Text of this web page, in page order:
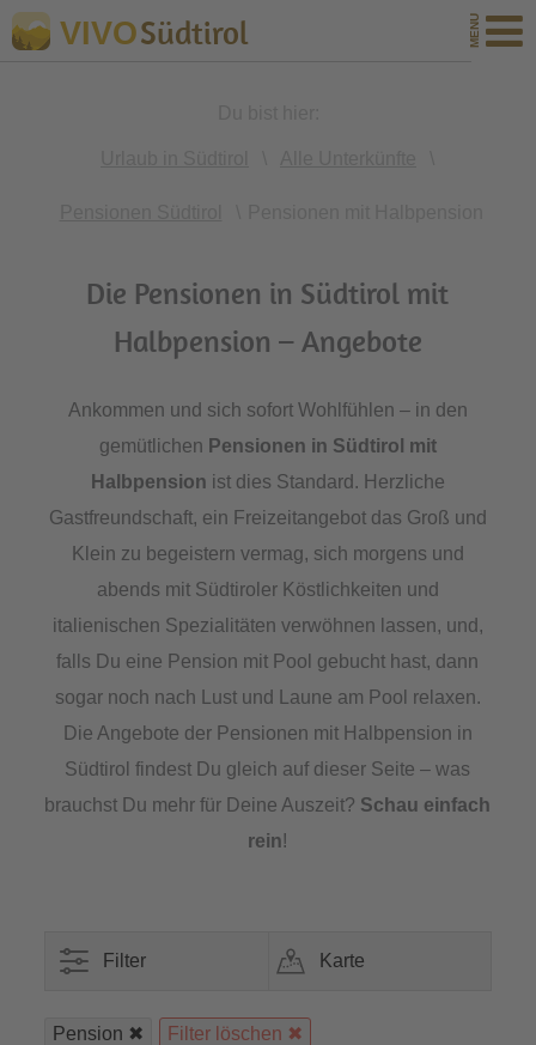
VIVOSüdtirol
Die Pensionen in Südtirol mit
Halbpension – Angebote
Ankommen und sich sofort Wohlfühlen – in den
gemütlichen Pensionen in Südtirol mit
Halbpension ist dies Standard. Herzliche
Gastfreundschaft, ein Freizeitangebot das Groß und
Klein zu begeistern vermag, sich morgens und
abends mit Südtiroler Köstlichkeiten und
italienischen Spezialitäten verwöhnen lassen, und,
falls Du eine Pension mit Pool gebucht hast, dann
sogar noch nach Lust und Laune am Pool relaxen.
Die Angebote der Pensionen mit Halbpension in
Südtirol findest Du gleich auf dieser Seite – was
brauchst Du mehr für Deine Auszeit? Schau einfach
rein!
Filter Karte
Pension Filter löschen